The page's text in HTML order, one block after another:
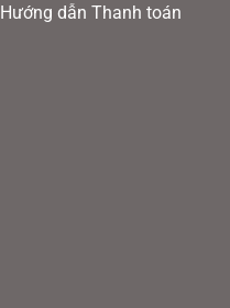
Hướng dẫn Thanh toán